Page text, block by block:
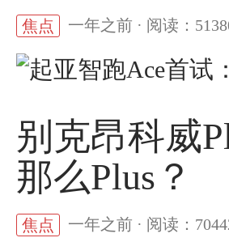
焦点 一年之前 · 阅读：
别克昂科威
那么Plus？
焦点 一年之前 · 阅读：